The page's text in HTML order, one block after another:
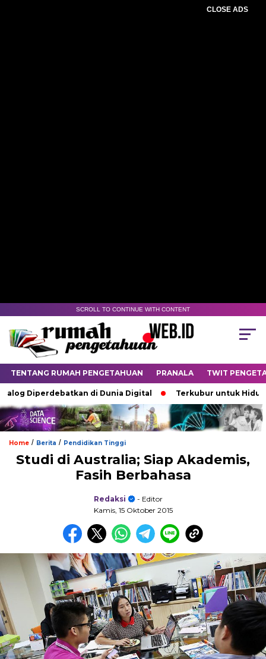
CLOSE ADS
SCROLL TO CONTINUE WITH CONTENT
TENTANG RUMAH PENGETAHUAN PRANALA TWIT
Diperdebatkan di Dunia Digital Terkubur untuk Hidup
Home / Berita / Pendidikan Tinggi
Studi di Australia; Siap Akademis,
Fasih Berbahasa
Redaksi
- Editor
Kamis, 15 Oktober 2015